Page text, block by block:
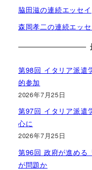
脇田滋の連続エッセイ
森岡孝二の連続エッセ
第98回 イタリア派遣
的参加
2026年7月25日
第97回 イタリア派遣
心に
2026年7月25日
第96回 政府が進める
が問題か